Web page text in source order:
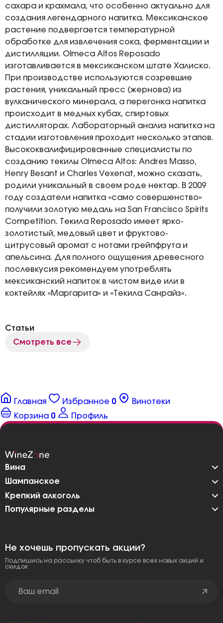
сахара и крахмала, что особенно актуально для
создания легендарного напитка. Мексиканское
растение подвергается температурной
обработке для извлечения сока, ферментации и
дистилляции. Olmeca Altos Reposado
изготавливается в мексиканском штате Халиско.
При производстве используются созревшие
растения, уникальный пресс (жернова) из
вулканического минерала, а перегонка напитка
происходит в медных кубах, спиртовых
дистилляторах. Лабораторный анализ напитка на
стадии изготовления проходит несколько этапов.
Высококвалифицированные специалисты по
созданию текилы Olmeca Altos: Andres Masso,
Henry Besant и Charles Vexenat, можно сказать,
родили уникальный в своем роде нектар. В 2009
году создатели напитка «само совершенство»
получили золотую медаль на San Francisco Spirits
Competition. Текила Reposado имеет ярко-
золотистый, медовый цвет и фруктово-
цитрусовый аромат с нотами грейпфрута и
апельсина. Для полного ощущения древесного
послевкусия рекомендуем употреблять
мексиканский напиток в чистом виде или в
коктейлях «Маргарита» и «Текила Санрайз».
Статьи
Смотреть все
Главная Избранное 0
Винотеки
Корзина 0 Профиль
Вина
Шампанское
Крепкий алкоголь
Популярные разделы
Не хочешь пропускать акции?
Подпишись на рассылку чтоб быть в курсе всех новых акций и
скидок